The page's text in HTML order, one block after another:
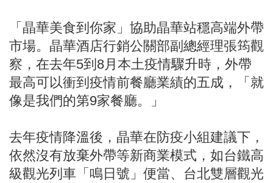
「晶華美食到你家」協助晶華站穩高端外帶
市場。晶華酒店行銷公關部副總經理張筠觀
察，在去年5到8月本土疫情驟升時，外帶
最高可以衝到疫情前餐廳業績的五成，「就
像是我們的第9家餐廳。」
去年疫情降溫後，晶華在防疫小組建議下，
依然沒有放棄外帶等新商業模式，如台鐵高
級觀光列車「鳴日號」便當、台北雙層觀光